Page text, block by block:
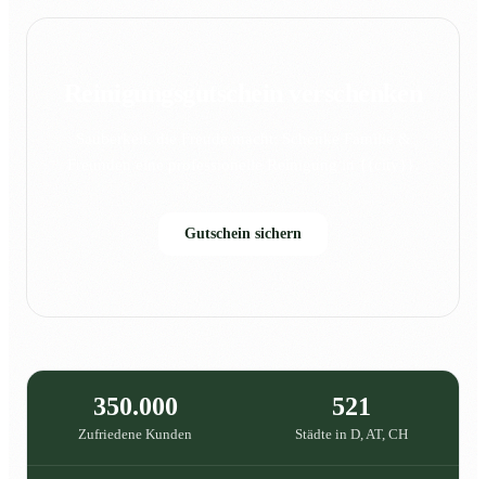
Gutschein sichern
350.000
Zufriedene Kunden
521
Städte in D, AT, CH